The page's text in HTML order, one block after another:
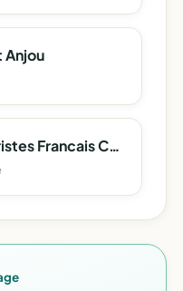
Anjou
Association Des Secouristes Francais Croix Blanche D'avrille